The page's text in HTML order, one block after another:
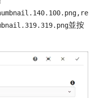
並按